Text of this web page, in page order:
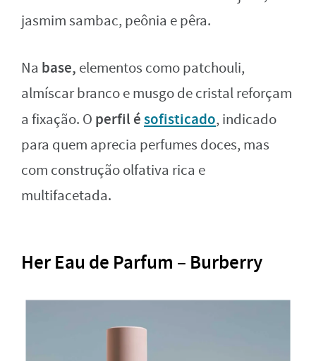
jasmim sambac, peônia e pêra.
Na base, elementos como patchouli,
almíscar branco e musgo de cristal reforçam
a fixação. O perfil ésofisticado, indicado
para quem aprecia perfumes doces, mas
com construção olfativa rica e
multifacetada.
Her Eau de Parfum – Burberry